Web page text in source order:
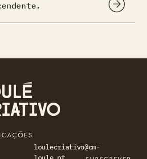
loulecriativo@cm-